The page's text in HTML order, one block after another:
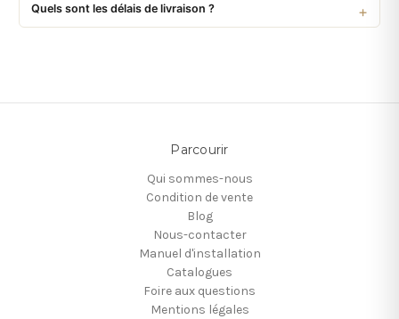
Quels sont les délais de livraison ?
Parcourir
Qui sommes-nous
Condition de vente
Blog
Nous-contacter
Manuel d'installation
Catalogues
Foire aux questions
Mentions légales